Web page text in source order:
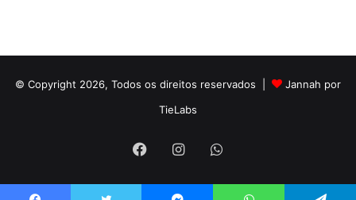
© Copyright 2026, Todos os direitos reservados |
Jannah por
TieLabs
FacebookInstagramWhatsApp